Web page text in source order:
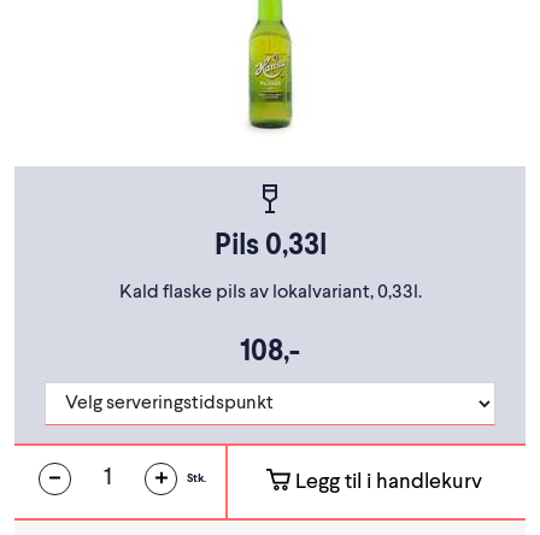
Pils 0,33l
Kald flaske pils av lokalvariant, 0,33l.
108,-
Stk. Legg til i handlekurv